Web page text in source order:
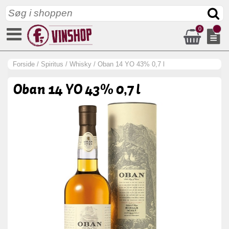
0
Forside / Spiritus / Whisky / Oban 14 YO 43% 0,7 l
Oban 14 YO 43% 0,7 l